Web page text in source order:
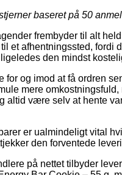
baseret på 50
frembyder til alt
et afhentningssted, fordi
den mindst
for og imod at få ordren
mere
altid være selv at hente
er ualmindeligt vital
den forventede
på nettet tilbyder